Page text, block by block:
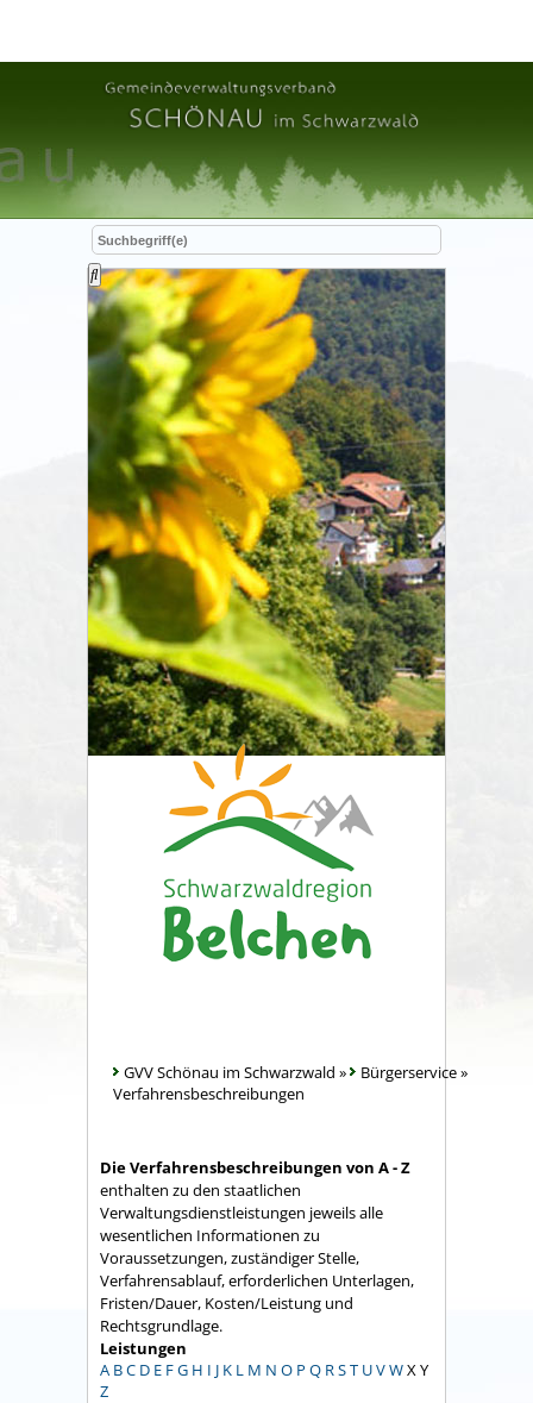
GVV Schönau im Schwarzwald » Bürgerservice»
Verfahrensbeschreibungen
Die Verfahrensbeschreibungen von A - Z
enthalten zu den staatlichen
Verwaltungsdienstleistungen jeweils alle
wesentlichen Informationen zu
Voraussetzungen, zuständiger Stelle,
Verfahrensablauf, erforderlichen Unterlagen,
Fristen/Dauer, Kosten/Leistung und
Rechtsgrundlage.
Leistungen
A BC D E FG H I J K L M N O P Q RST UVWX Y
Z